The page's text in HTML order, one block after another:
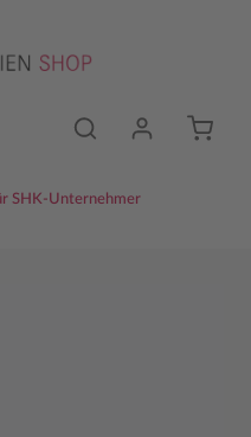
SHK-Unternehmer